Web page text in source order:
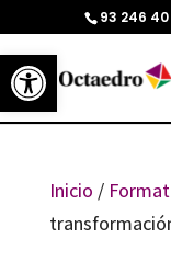
Abrir barra de
93 246 40
Inicio /